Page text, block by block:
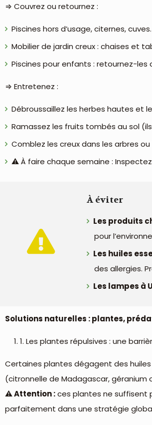
⇒ Couvrez ou retournez :
Piscines hors d’usage, citernes, cuves.
Mobilier de jardin creux : chaises et
Piscines pour enfants : retournez-les
⇒ Entretenez :
Débroussaillez les herbes hautes et
Ramassez les fruits tombés au sol
Comblez les creux dans les arbres
⚠️ À faire chaque semaine :
À éviter
Les produits
pour
Les huiles
des allergies.
Les lampes à
Solutions naturelles : plantes,
1. Les plantes répulsives : une
Certaines plantes dégagent des
(citronnelle de Madagascar, géranium
⚠️ Attention :ces plantes ne suffisent
parfaitement dans une stratégie